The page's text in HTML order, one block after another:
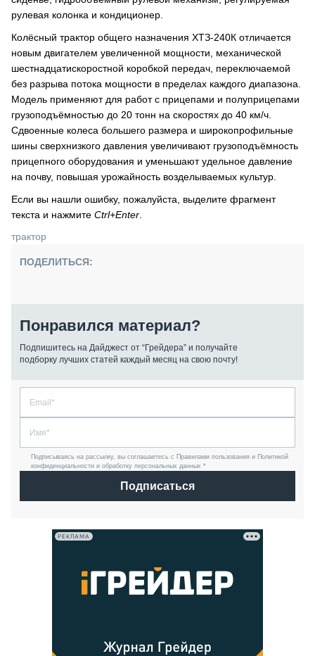
рулевая колонка и кондиционер.
Колёсный трактор общего назначения ХТЗ-240К отличается
новым двигателем увеличенной мощности, механической
шестнадцатискоростной коробкой передач, переключаемой
без разрыва потока мощности в пределах каждого диапазона.
Модель применяют для работ с прицепами и полуприцепами
грузоподъёмностью до 20 тонн на скоростях до 40 км/ч.
Сдвоенные колеса большего размера и широкопрофильные
шины сверхнизкого давления увеличивают грузоподъёмность
прицепного оборудования и уменьшают удельное давление
на почву, повышая урожайность возделываемых культур.
Если вы нашли ошибку, пожалуйста, выделите фрагмент
текста и нажмите Ctrl+Enter
трактор
ПОДЕЛИТЬСЯ:
Понравился материал?
Подпишитесь на Дайджест от “Грейдера” и получайте
подборку лучших статей каждый месяц на свою почту!
Подписываясь на рассылку, вы соглашаетесь с Правилами пользования и Политикой
конфиденциальности и обработку персональных данных *
Подписаться
РЕКЛАМА